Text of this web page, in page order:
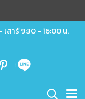
สาร์ 9:30 - 16:00 น.